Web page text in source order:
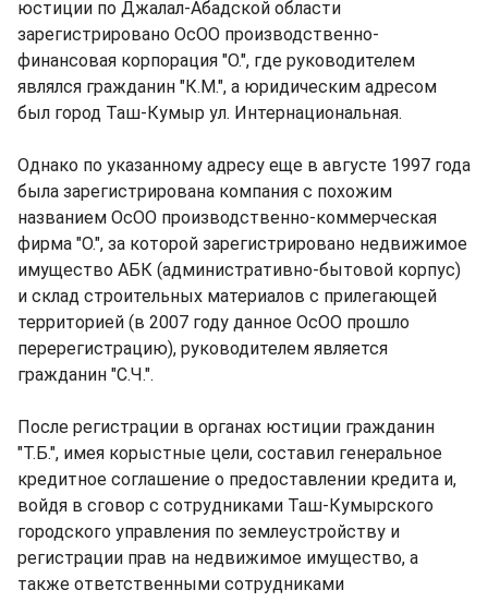
юстиции по Джалал-Абадской области
зарегистрировано ОсОО производственно-
финансовая корпорация "О.", где руководителем
являлся гражданин "К.М.", а юридическим адресом
был город Таш-Кумыр ул. Интернациональная.
Однако по указанному адресу еще в августе 1997 года
была зарегистрирована компания с похожим
названием ОсОО производственно-коммерческая
фирма "О.", за которой зарегистрировано недвижимое
имущество АБК (административно-бытовой корпус)
и склад строительных материалов с прилегающей
территорией (в 2007 году данное ОсОО прошло
перерегистрацию), руководителем является
гражданин "С.Ч.".
После регистрации в органах юстиции гражданин
"Т.Б.", имея корыстные цели, составил генеральное
кредитное соглашение о предоставлении кредита и,
войдя в сговор с сотрудниками Таш-Кумырского
городского управления по землеустройству и
регистрации прав на недвижимое имущество, а
также ответственными сотрудниками